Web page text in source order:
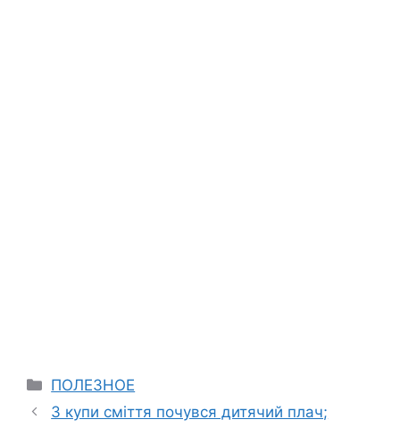
Categories
ПОЛЕЗНОЕ
З купи сміття почувся дитячий плач;